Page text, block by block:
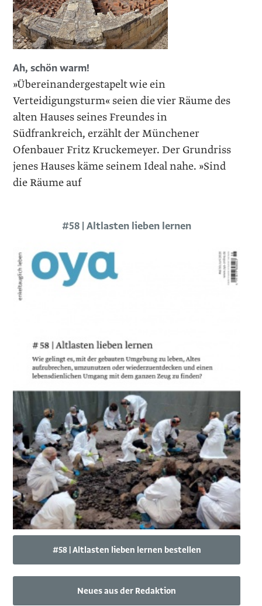
Ah, schön warm!
»Übereinandergestapelt wie ein
Verteidigungsturm« seien die vier Räume des
alten Hauses seines Freundes in
Südfrankreich, erzählt der Münchener
Ofenbauer Fritz Kruckemeyer. Der Grundriss
jenes Hauses käme seinem Ideal nahe. »Sind
die Räume auf
#58 | Altlasten lieben lernen
#58 | Altlasten lieben lernen bestellen
Neues aus der Redaktion